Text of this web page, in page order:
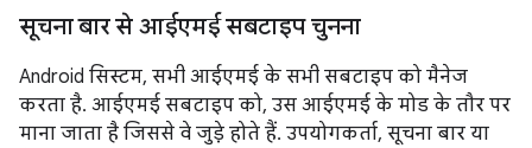
सूचना बार से आईएमई सबटाइप चुनना
Android सिस्टम, सभी आईएमई के सभी सबटाइप को मैनेज
करता है. आईएमई सबटाइप को, उस आईएमई के मोड के तौर पर
माना जाता है जिससे वे जुड़े होते हैं. उपयोगकर्ता, सूचना बार या